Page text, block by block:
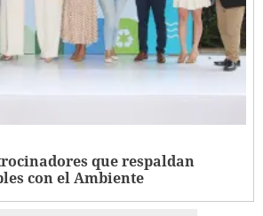
que respaldan
con el Ambiente